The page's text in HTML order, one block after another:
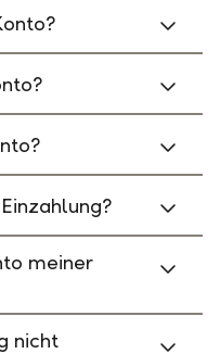
meiner
nicht